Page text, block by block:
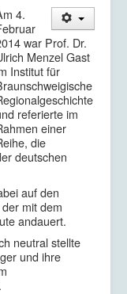
4.
war Prof. Dr.
Menzel Gast
Institut für
referierte im
einer
die
deutschen
auf den
mit dem
andauert.
neutral stellte
und ihre